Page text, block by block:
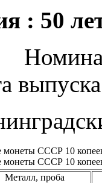
: 50
Металл, проба